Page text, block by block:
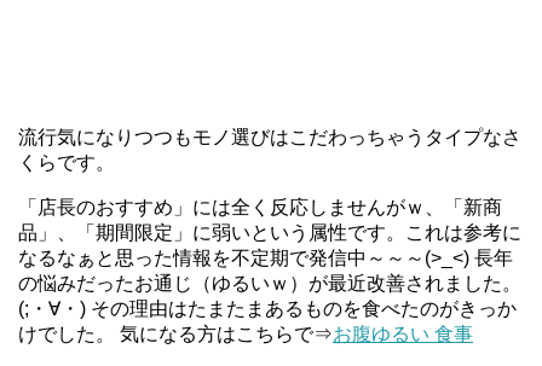
流行気になりつつもモノ選びはこだわっちゃうタイプなさ
くらです。
「店長のおすすめ」には全く反応しませんがｗ、「新商
品」、「期間限定」に弱いという属性です。これは参考に
なるなぁと思った情報を不定期で発信中～～～(>_<) 長年
の悩みだったお通じ（ゆるいｗ）が最近改善されました。
(;・∀・) その理由はたまたまあるものを食べたのがきっか
けでした。 気になる方はこちらで⇒お腹ゆるい 食事